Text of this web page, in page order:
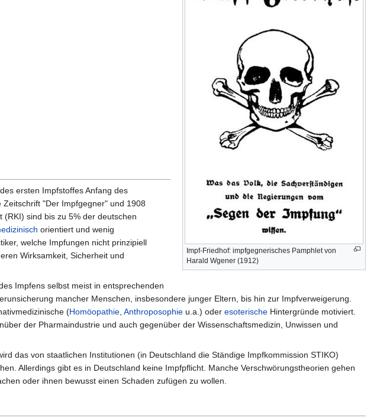
Impf-Friedhof: impfgegnerisches Pamphlet von
Harald Wgener (1912)
ersten Impfstoffes Anfang des
"Der Impfgegner" und 1908
sind bis zu 5% der deutschen
orientiert und wenig
welche Impfungen nicht prinzipiell
Wirksamkeit, Sicherheit und
Impfens selbst meist in entsprechenden
mancher Menschen, insbesondere junger Eltern, bis hin zur Impfverweigerung.
(Homöopathie, Anthroposophie u.a.) oder esoterische Hintergründe motiviert.
der Pharmaindustrie und auch gegenüber der Wissenschaftsmedizin, Unwissen und
das von staatlichen Institutionen (in Deutschland die Ständige Impfkommission STIKO)
Allerdings gibt es in Deutschland keine Impfpflicht. Manche Verschwörungstheorien gehen
oder ihnen bewusst einen Schaden zufügen zu wollen.